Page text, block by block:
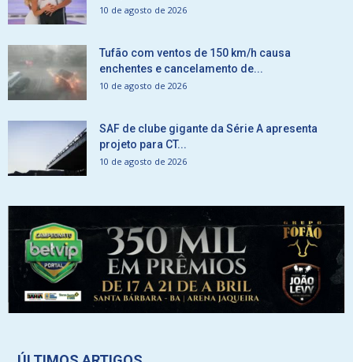
10 de agosto de 2026
Tufão com ventos de 150 km/h causa
enchentes e cancelamento de...
10 de agosto de 2026
SAF de clube gigante da Série A apresenta
projeto para CT...
10 de agosto de 2026